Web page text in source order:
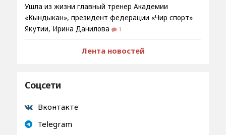
Ушла из жизни главный тренер Академии
«Кындыкан», президент федерации «Чир спорт»
Якутии, Ирина Данилова
1
Лента новостей
Соцсети
Вконтакте
Telegram